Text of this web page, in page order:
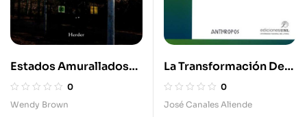
Estados Amurallados
Soberanía En Declive
0
Wendy Brown
La Transformación De
Los Sistemas Políticos
Y Los Estados
0
José Canales Aliende